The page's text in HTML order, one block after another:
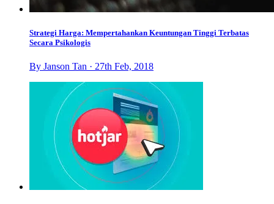
Strategi Harga: Mempertahankan Keuntungan Tinggi Terbatas
Secara Psikologis
By Janson Tan · 27th Feb, 2018